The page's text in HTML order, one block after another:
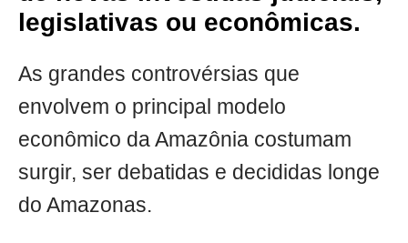
legislativas ou econômicas.
As grandes controvérsias que
envolvem o principal modelo
econômico da Amazônia costumam
surgir, ser debatidas e decididas longe
do Amazonas.